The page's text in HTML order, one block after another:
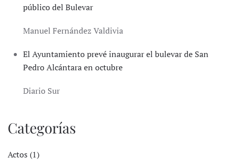
público del Bulevar
Manuel Fernández Valdivia
El Ayuntamiento prevé inaugurar el bulevar de San
Pedro Alcántara en octubre
Diario Sur
Categorías
Actos (1)